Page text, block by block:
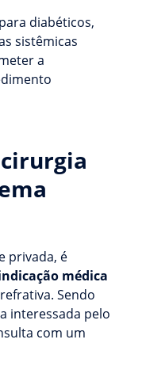
diabéticos,
sistêmicas
a
privada, é
médica
Sendo
interessada pelo
com um